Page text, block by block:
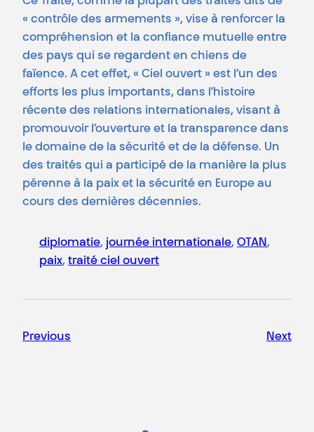
« contrôle des armements », vise à renforcer la
compréhension et la confiance mutuelle entre
des pays qui se regardent en chiens de
faïence. A cet effet, « Ciel ouvert » est l’un des
efforts les plus importants, dans l’histoire
récente des relations internationales, visant à
promouvoir l’ouverture et la transparence dans
le domaine de la sécurité et de la défense. Un
des traités qui a participé de la manière la plus
pérenne à la paix et la sécurité en Europe au
cours des dernières décennies.
diplomatie, journée internationale, OTAN
paix, traité ciel ouvert
Previous Next